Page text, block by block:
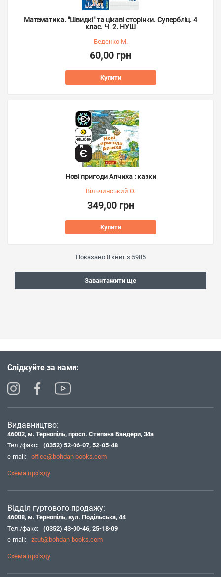
Математика. "Швидкі" та цікаві сторінки. Супербліц. 4
клас. Ч. 2. НУШ
Беденко М.
60,00 грн
Купити
Нові пригоди Апчиха : казки
Вільчинський О.
349,00 грн
Купити
Показано 8книг з 5985
Завантажити ще
Слідкуйте за нами:
Видавництво:
46002, м. Тернопіль, просп. Степана Бандери, 34а
Тел./факс:
(0352) 52-06-07, 52-05-48
e-mail:
office@bohdan-books.com
Схема проїзду
Відділ гуртового продажу:
46008, м. Тернопіль, вул. Подільська, 44
Тел./факс:
(0352) 43-00-46, 25-18-09
e-mail:
zbut@bohdan-books.com
Схема проїзду